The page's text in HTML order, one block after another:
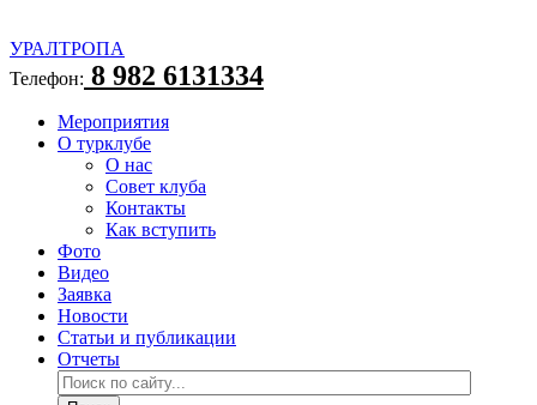
УРАЛТРОПА
Телефон: 8 982 6131334
Мероприятия
О турклубе
О нас
Совет клуба
Контакты
Как вступить
Фото
Видео
Заявка
Новости
Статьи и публикации
Отчеты